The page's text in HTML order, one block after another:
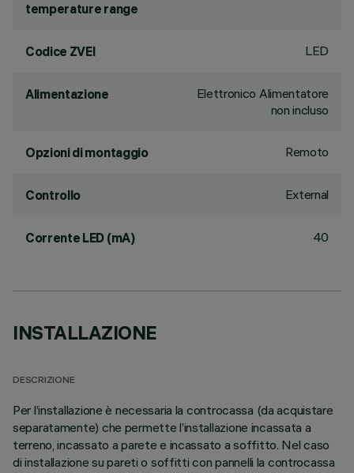
temperature range
Codice ZVEI LED
Alimentazione
Elettronico Alimentatore
non incluso
Opzioni di montaggio Remoto
Controllo External
Corrente LED (mA) 40
INSTALLAZIONE
DESCRIZIONE
Per l’installazione è necessaria la controcassa (da acquistare
separatamente) che permette l’installazione incassata a
terreno, incassato a parete e incassato a soffitto. Nel caso
di installazione su pareti o soffitti con pannelli la controcassa